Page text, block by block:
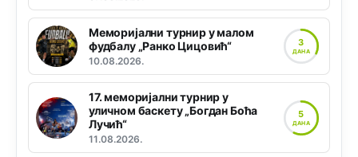
Меморијални турнир у малом
фудбалу „Ранко Цицовић“
10.08.2026.
3
ДАНА
17. меморијални турнир у
уличном баскету „Богдан Боћа
Лучић“
11.08.2026.
5
ДАНА